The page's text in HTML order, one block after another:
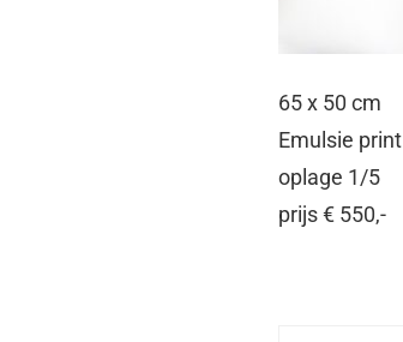
65 x 50 cm
Emulsie print
oplage 1/5
prijs € 550,-